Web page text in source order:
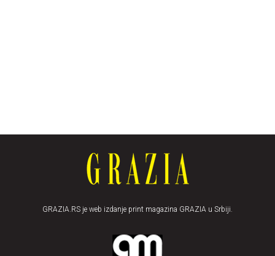
GRAZIA.RS je web izdanje print magazina GRAZIA u Srbiji.